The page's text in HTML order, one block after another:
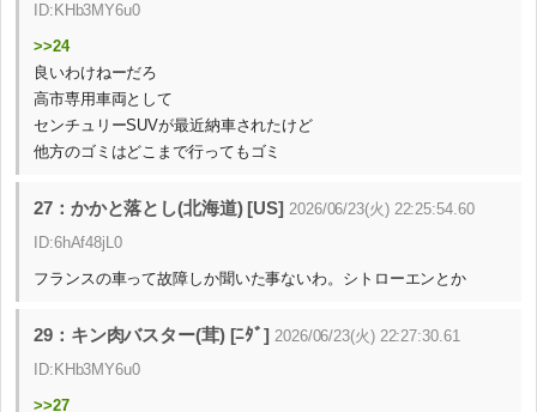
ID:KHb3MY6u0
>>24
良いわけねーだろ
高市専用車両として
センチュリーSUVが最近納車されたけど
他方のゴミはどこまで行ってもゴミ
27：かかと落とし(北海道) [US] 2026/06/23(火) 22:25:54.60
ID:6hAf48jL0
フランスの車って故障しか聞いた事ないわ。シトローエンとか
29：キン肉バスター(茸) [ﾆﾀﾞ] 2026/06/23(火) 22:27:30.61
ID:KHb3MY6u0
>>27